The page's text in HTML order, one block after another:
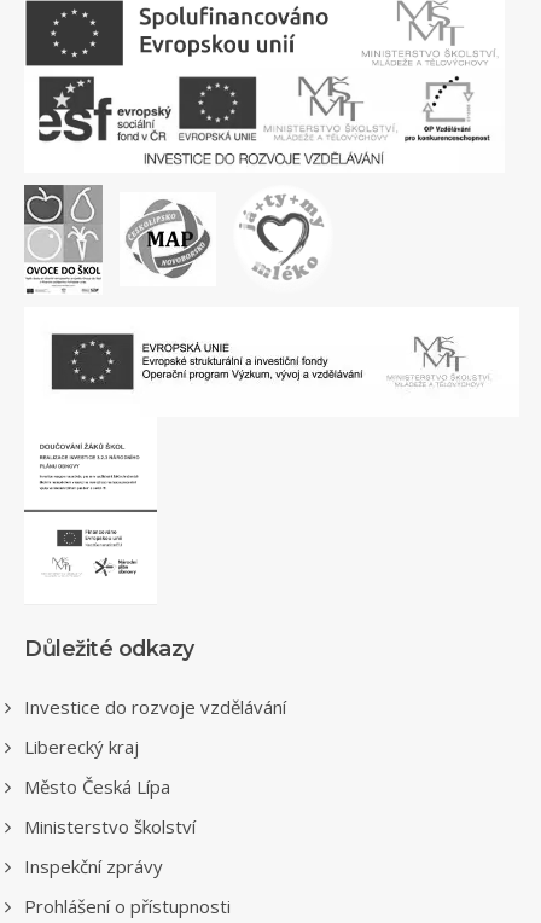
Důležité odkazy
Investice do rozvoje vzdělávání
Liberecký kraj
Město Česká Lípa
Ministerstvo školství
Inspekční zprávy
Prohlášení o přístupnosti